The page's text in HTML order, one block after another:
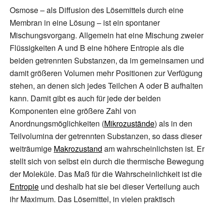
Osmose – als Diffusion des Lösemittels durch eine
Membran in eine Lösung – ist ein spontaner
Mischungsvorgang. Allgemein hat eine Mischung zweier
Flüssigkeiten A und B eine höhere Entropie als die
beiden getrennten Substanzen, da im gemeinsamen und
damit größeren Volumen mehr Positionen zur Verfügung
stehen, an denen sich jedes Teilchen A oder B aufhalten
kann. Damit gibt es auch für jede der beiden
Komponenten eine größere Zahl von
Anordnungsmöglichkeiten (Mikrozustände) als in den
Teilvolumina der getrennten Substanzen, so dass dieser
weiträumige Makrozustand am wahrscheinlichsten ist. Er
stellt sich von selbst ein durch die thermische Bewegung
der Moleküle. Das Maß für die Wahrscheinlichkeit ist die
Entropie und deshalb hat sie bei dieser Verteilung auch
ihr Maximum. Das Lösemittel, in vielen praktisch